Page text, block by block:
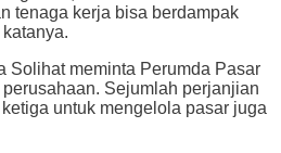
tenaga kerja bisa berdampak
Solihat meminta Perumda Pasar
Sejumlah perjanjian
untuk mengelola pasar juga